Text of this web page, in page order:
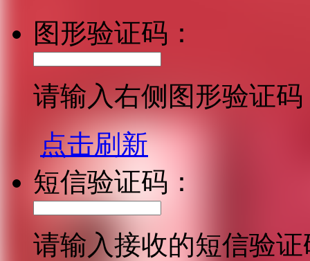
图形验证码：
请输入右侧图形验证码
点击刷新
短信验证码：
请输入接收的短信验证